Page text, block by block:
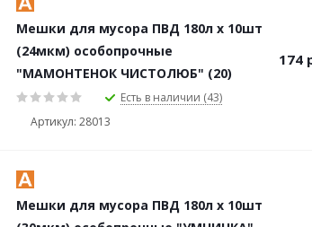
Мешки для мусора ПВД 180л х 10шт
(24мкм) особопрочные
"МАМОНТЕНОК ЧИСТОЛЮБ" (20)
Есть в наличии (43)
Артикул: 28013
174
Мешки для мусора ПВД 180л х 10шт